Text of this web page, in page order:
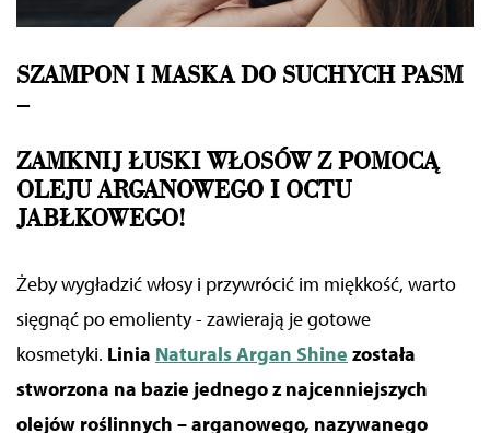
SZAMPON I MASKA DO SUCHYCH PASM
–
ZAMKNIJ ŁUSKI WŁOSÓW Z POMOCĄ
OLEJU ARGANOWEGO I OCTU
JABŁKOWEGO!
Żeby wygładzić włosy i przywrócić im miękkość, warto
sięgnąć po emolienty - zawierają je gotowe
kosmetyki. Linia Naturals Argan Shine została
stworzona na bazie jednego z najcenniejszych
olejów roślinnych – arganowego, nazywanego